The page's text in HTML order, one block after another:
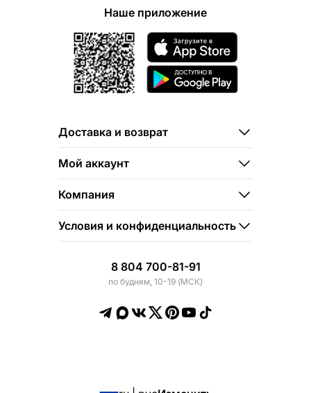
Наше приложение
Доставка и возврат
Мой аккаунт
Компания
Условия и конфиденциальность
8 804 700-81-91
по будням, 10-19 (МСК)